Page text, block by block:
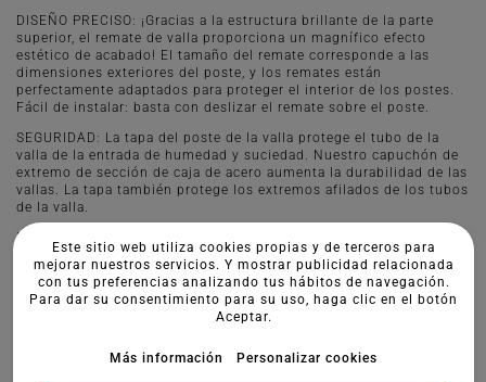
DISEÑO PRECISO: ¡Gracias a la estructura brillante de la parte
superior, el remate de valla proporciona un magnífico efecto
estético de acabado! El tamaño del remate corresponde a las
dimensiones exteriores del poste, y los remates están
perfectamente adaptados para proteger el interior de los postes.
Fácil de instalar: basta con deslizar el remate sobre el poste.
SEGURIDAD: La tapa del poste de la valla protege el tubo de la
valla de la entrada de humedad y suciedad. Nuestro capuchón de
extremo de sección de caja de acero aumenta la durabilidad de las
vallas. La tapa también protege los extremos afilados de los tubos
de la valla.
MONTAJE Y APLICACIÓN: Los tapones rectangulares para postes
de valla se pueden utilizar en postes de valla de alambre, panel o
malla. También puede utilizar la tapa de plástico para postes de
madera. El montaje es muy sencillo, basta con deslizar la tapa
sobre el extremo del poste de la valla. La forma de nuestro
producto garantiza una fijación fiable.
Este sitio web utiliza cookies propias y de terceros para
mejorar nuestros servicios. Y mostrar publicidad relacionada
con tus preferencias analizando tus hábitos de navegación.
Para dar su consentimiento para su uso, haga clic en el botón
Aceptar.
Más información Personalizar cookies